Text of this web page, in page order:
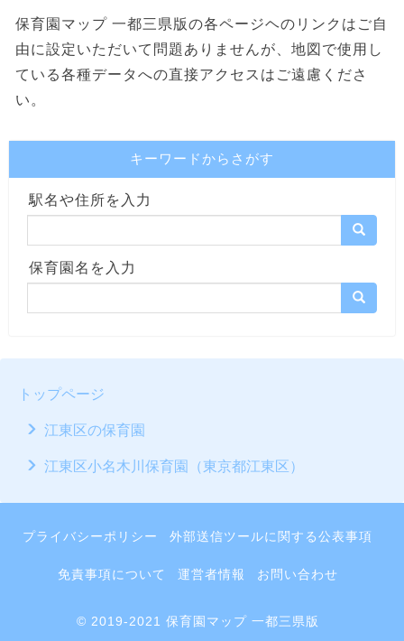
保育園マップ 一都三県版の各ページヘのリンクはご自
由に設定いただいて問題ありませんが、地図で使用し
ている各種データへの直接アクセスはご遠慮くださ
い。
キーワードからさがす
駅名や住所を入力
保育園名を入力
トップページ
江東区の保育園
江東区小名木川保育園（東京都江東区）
プライバシーポリシー 外部送信ツールに関する公表事項
免責事項について 運営者情報 お問い合わせ
© 2019-2021 保育園マップ 一都三県版